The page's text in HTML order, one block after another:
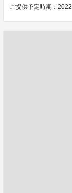
ご提供予定時期：